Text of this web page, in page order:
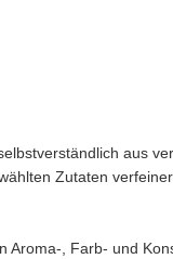
aus
Zutaten
Aroma-, Farb- und